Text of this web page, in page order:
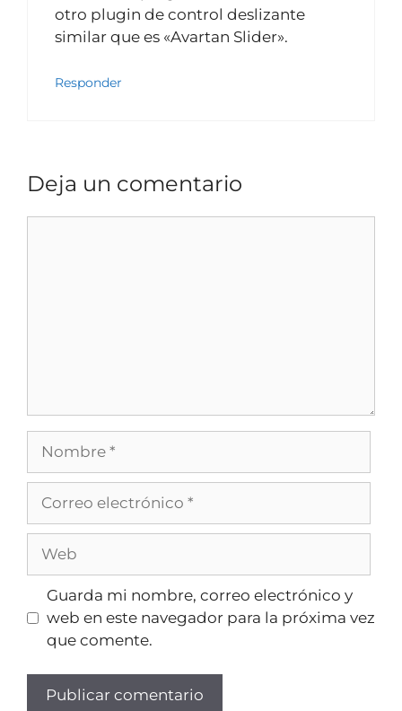
otro plugin de control deslizante
similar que es «Avartan Slider».
Responder
Deja un comentario
Guarda mi nombre, correo electrónico y
web en este navegador para la próxima vez
que comente.